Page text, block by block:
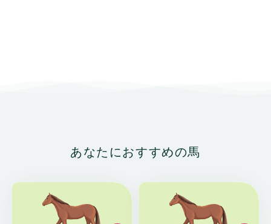
あなたにおすすめの馬